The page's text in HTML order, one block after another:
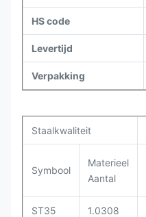
HS code
Levertijd
Verpakking
Staalkwaliteit
Symbool
Materieel
Aantal
ST35 1.0308